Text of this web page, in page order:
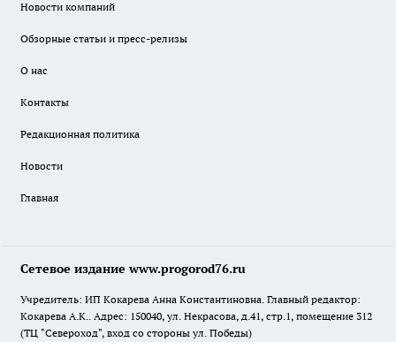
Новости компаний
Обзорные статьи и пресс-релизы
О нас
Контакты
Редакционная политика
Новости
Главная
Сетевое издание www.progorod76.ru
Учредитель: ИП Кокарева Анна Константиновна. Главный редактор:
Кокарева А.К.. Адрес: 150040, ул. Некрасова, д.41, стр.1, помещение 312
(ТЦ "Североход", вход со стороны ул. Победы)